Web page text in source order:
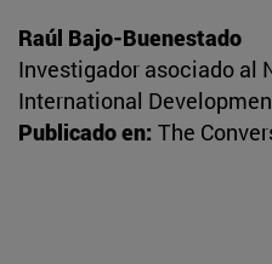
Raúl Bajo-Buenestado
Investigador asociado al
International
Publicado en: The